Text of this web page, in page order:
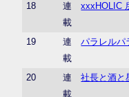
18
連
載
xxxHOLIC
19
連
載
パラレルパ
20
連
載
社長と酒と